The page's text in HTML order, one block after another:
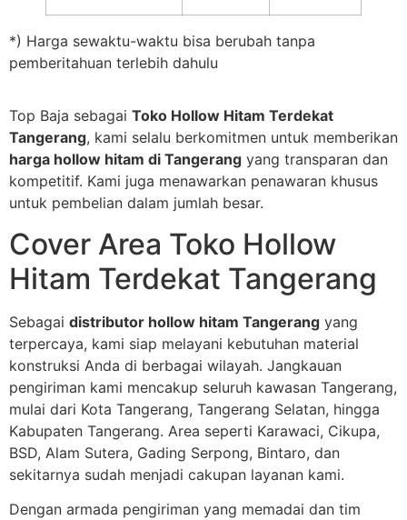
*) Harga sewaktu-waktu bisa berubah tanpa
pemberitahuan terlebih dahulu
Top Baja sebagai Toko Hollow Hitam Terdekat
Tangerang, kami selalu berkomitmen untuk memberikan
harga hollow hitam di Tangerang yang transparan dan
kompetitif. Kami juga menawarkan penawaran khusus
untuk pembelian dalam jumlah besar.
Cover Area Toko Hollow
Hitam Terdekat Tangerang
Sebagai distributor hollow hitam Tangerang yang
terpercaya, kami siap melayani kebutuhan material
konstruksi Anda di berbagai wilayah. Jangkauan
pengiriman kami mencakup seluruh kawasan Tangerang,
mulai dari Kota Tangerang, Tangerang Selatan, hingga
Kabupaten Tangerang. Area seperti Karawaci, Cikupa,
BSD, Alam Sutera, Gading Serpong, Bintaro, dan
sekitarnya sudah menjadi cakupan layanan kami.
Dengan armada pengiriman yang memadai dan tim